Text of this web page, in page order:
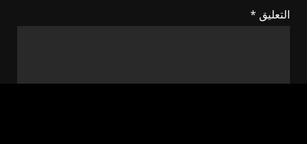
التعليق *